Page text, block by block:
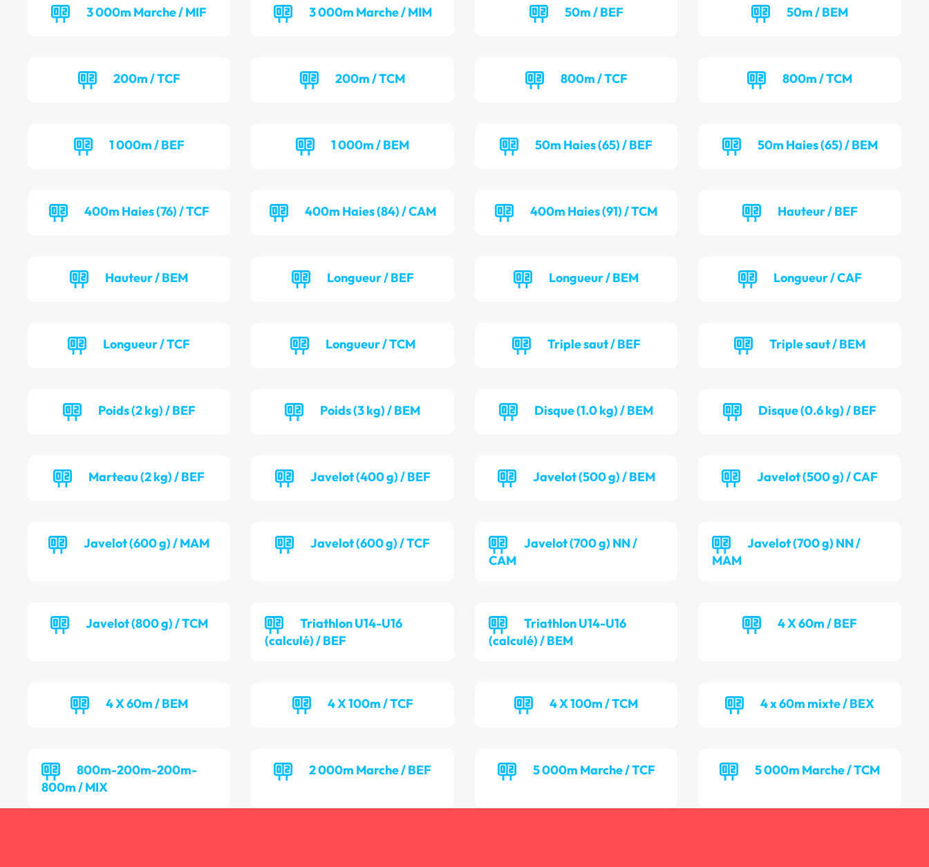
3 000m Marche / MIF 3 000m Marche / MIM 50m / BEF 50m / BEM
200m / TCF 200m / TCM 800m / TCF 800m / TCM
1 000m / BEF 1 000m / BEM 50m Haies (65) / BEF 50m Haies (65) / BEM
400m Haies (76) / TCF 400m Haies (84) / CAM 400m Haies (91) / TCM Hauteur / BEF
Hauteur / BEM Longueur / BEF Longueur / BEM Longueur / CAF
Longueur / TCF Longueur / TCM Triple saut / BEF Triple saut / BEM
Poids (2 kg) / BEF Poids (3 kg) / BEM Disque (1.0 kg) / BEM Disque (0.6 kg) / BEF
Marteau (2 kg) / BEF Javelot (400 g) / BEF Javelot (500 g) / BEM Javelot (500 g) / CAF
Javelot (600 g) / MAM Javelot (600 g) / TCF
Javelot (700 g) NN /
CAM
Javelot (700 g) NN /
MAM
Javelot (800 g) / TCM
Triathlon U14-U16
(calculé) / BEF
Triathlon U14-U16
(calculé) / BEM
4 X 60m / BEF
4 X 60m / BEM 4 X 100m / TCF 4 X 100m / TCM 4 x 60m mixte / BEX
800m-200m-200m-
800m / MIX
2 000m Marche / BEF 5 000m Marche / TCF 5 000m Marche / TCM